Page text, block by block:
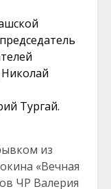
Тургай.
из
«Вечная
ЧР Валерия